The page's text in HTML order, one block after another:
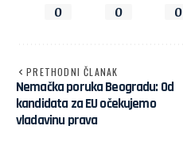
0 0 0
PRETHODNI ČLANAK
Nemačka poruka Beogradu: Od
kandidata za EU očekujemo
vladavinu prava